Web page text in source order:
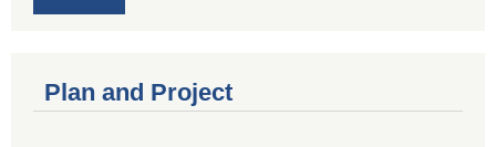
Plan and Project